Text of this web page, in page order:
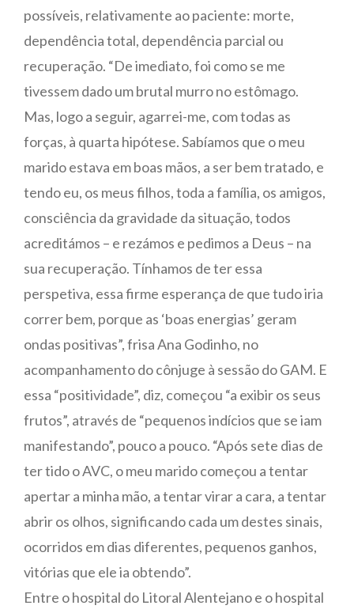
possíveis, relativamente ao paciente: morte,
dependência total, dependência parcial ou
recuperação. “De imediato, foi como se me
tivessem dado um brutal murro no estômago.
Mas, logo a seguir, agarrei-me, com todas as
forças, à quarta hipótese. Sabíamos que o meu
marido estava em boas mãos, a ser bem tratado, e
tendo eu, os meus filhos, toda a família, os amigos,
consciência da gravidade da situação, todos
acreditámos – e rezámos e pedimos a Deus – na
sua recuperação. Tínhamos de ter essa
perspetiva, essa firme esperança de que tudo iria
correr bem, porque as ‘boas energias’ geram
ondas positivas”, frisa Ana Godinho, no
acompanhamento do cônjuge à sessão do GAM. E
essa “positividade”, diz, começou “a exibir os seus
frutos”, através de “pequenos indícios que se iam
manifestando”, pouco a pouco. “Após sete dias de
ter tido o AVC, o meu marido começou a tentar
apertar a minha mão, a tentar virar a cara, a tentar
abrir os olhos, significando cada um destes sinais,
ocorridos em dias diferentes, pequenos ganhos,
vitórias que ele ia obtendo”.
Entre o hospital do Litoral Alentejano e o hospital